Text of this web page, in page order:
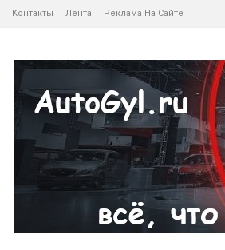
Контакты Лента Реклама На Сайте